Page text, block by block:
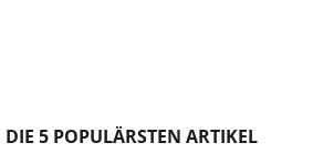
DIE 5 POPULÄRSTEN ARTIKEL